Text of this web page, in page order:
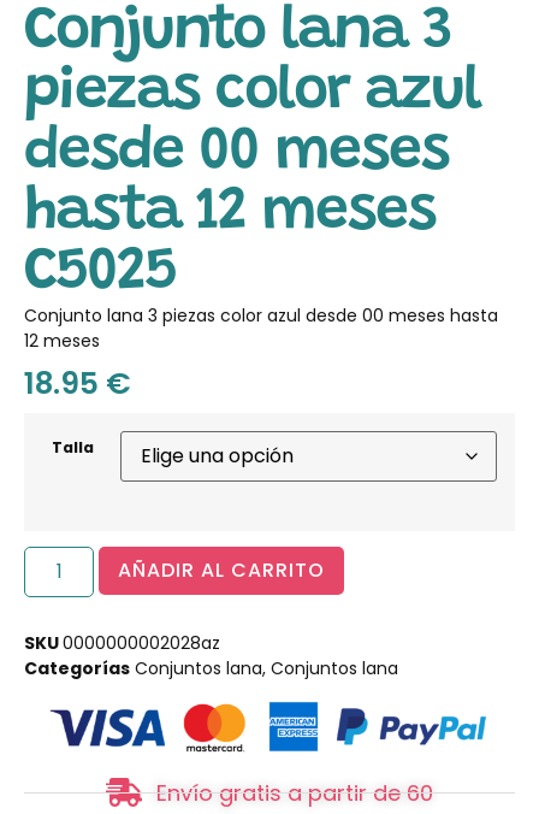
Conjunto lana 3
piezas color azul
desde 00 meses
hasta 12 meses
C5025
Conjunto lana 3 piezas color azul desde 00 meses hasta
12 meses
18.95 €
Talla
AÑADIR AL CARRITO
SKU0000000002028az
Categorías Conjuntos lana, Conjuntos lana
Envío gratis a partir de 60